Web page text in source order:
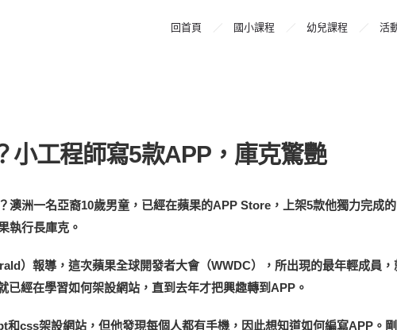
回首頁 國小課程 幼兒課程 活
小工程師寫5款APP，庫克驚艷
澳洲一名亞裔10歲男童，已經在蘋果的APP Store，上架5款他獨力完成的
執行長庫克。
）報導，這次蘋果全球開發者大會（WWDC），所出現的最年輕成員，
經在學習如何架設網站，直到去年才把興趣轉到APP。
css架設網站，但他發現每個人都有手機，因此想知道如何編寫APP。